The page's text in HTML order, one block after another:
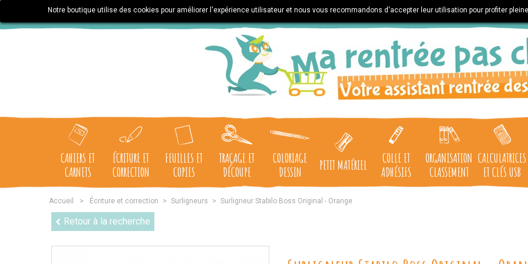
Notre boutique utilise des cookies pour améliorer l'expérience utilisateur et nous vous recommandons d'accepter leur utilisation pour profiter
CAHIERS ET
CARNETS
ÉCRITURE ET
CORRECTION
FEUILLES ET
COPIES
TRAÇAGE ET
DÉCOUPE
COLORIAGE
DESSIN
PETIT MATÉRIEL
COLLE ET
ADHÉSIFS
ORGANISATION
CLASSEMENT
CALCULATRICES
ET CLÉS USB
Accueil > Écriture et correction > Surligneurs > Surligneur Stabilo Boss Original - Orange
Retour à la recherche